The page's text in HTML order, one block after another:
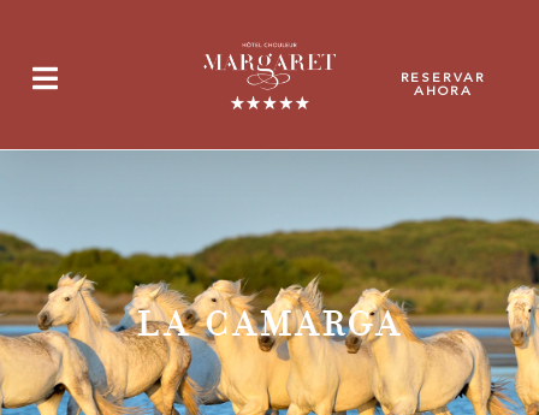
RESERVAR
AHORA
LA CAMARGA